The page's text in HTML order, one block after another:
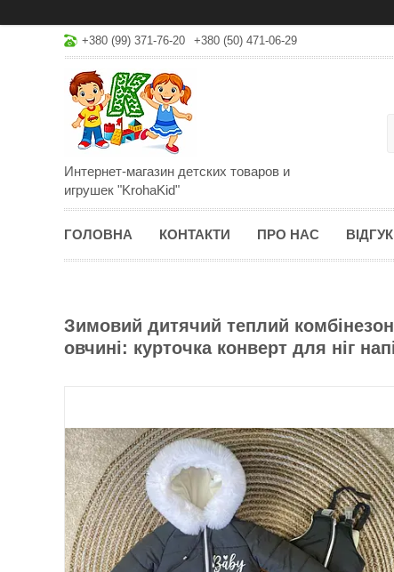
+380 (99) 371-76-20 +380 (50) 471-06-29
Интернет-магазин детских товаров и
игрушек "KrohaKid"
ГОЛОВНА КОНТАКТИ ПРО НАС
Зимовий дитячий теплий
овчині: курточка конверт для ніг